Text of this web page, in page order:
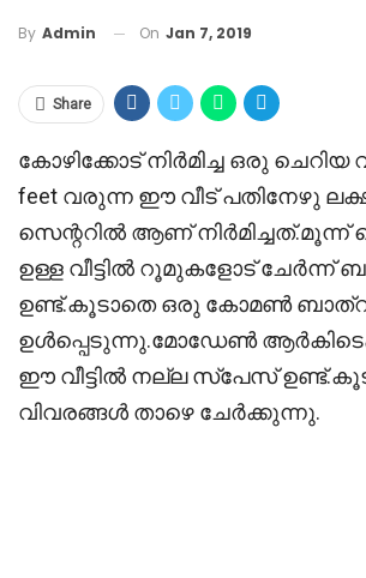
By Admin On Jan 7, 2019
Share
കോഴിക്കോട് നിർമിച്ച ഒരു ചെറിയ
feet വരുന്ന ഈ വീട് പതിനേഴു
സെന്ററിൽ ആണ്
ഉള്ള വീട്ടിൽ റൂമുകളോട്
ഉണ്ട്.കൂടാതെ ഒരു കോമൺ
ഉൾപ്പെടുന്നു.മോഡേൺ
ഈ വീട്ടിൽ നല്ല സ്‌പേസ്
വിവരങ്ങൾ താഴെ ചേർക്കുന്നു.